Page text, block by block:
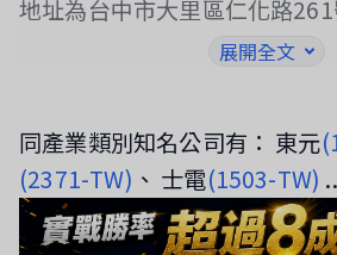
地址為台中市大里區仁化路
十四年二月四日起在台灣證券
售等業務。
展開全文
同產業類別知名公司有： 東元
(2371-TW) 、 士電(1503-TW)